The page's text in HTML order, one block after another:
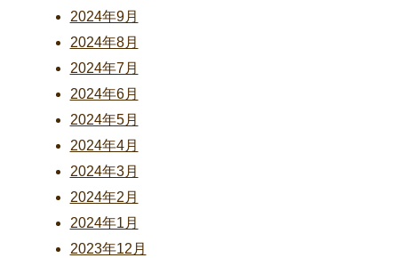
2024年9月
2024年8月
2024年7月
2024年6月
2024年5月
2024年4月
2024年3月
2024年2月
2024年1月
2023年12月